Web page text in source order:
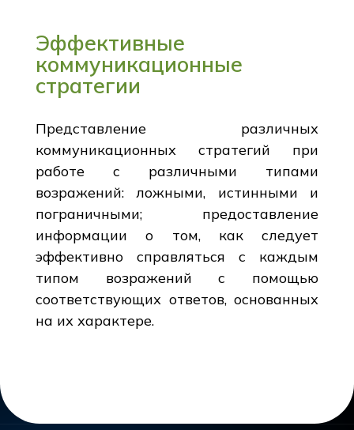
Эффективные
коммуникационные
стратегии
Представление различных
коммуникационных стратегий при
работе с различными типами
возражений: ложными, истинными и
пограничными; предоставление
информации о том, как следует
эффективно справляться с каждым
типом возражений с помощью
соответствующих ответов, основанных
на их характере.